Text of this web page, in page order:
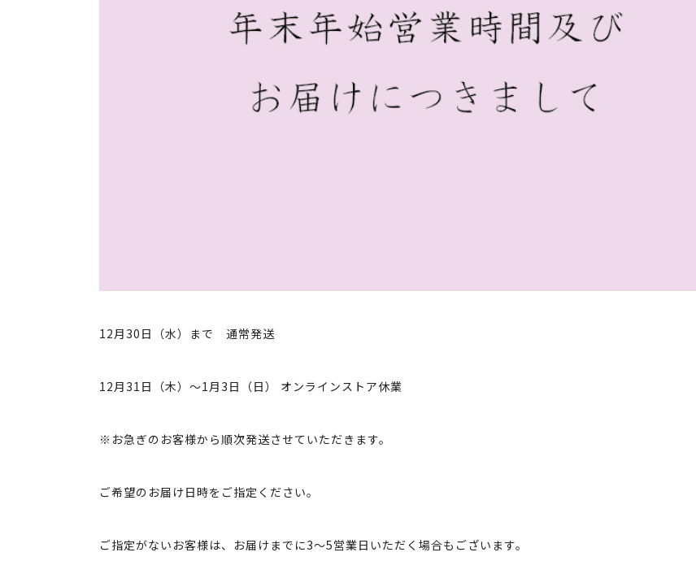
12月30日（水）まで 通常発送
12月31日（木）～1月3日（日） オンラインストア休業
※お急ぎのお客様から順次発送させていただきます。
ご希望のお届け日時をご指定ください。
ご指定がないお客様は、お届けまでに3～5営業日いただく場合もございます。